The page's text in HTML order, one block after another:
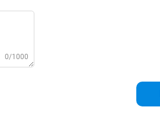
0/1000